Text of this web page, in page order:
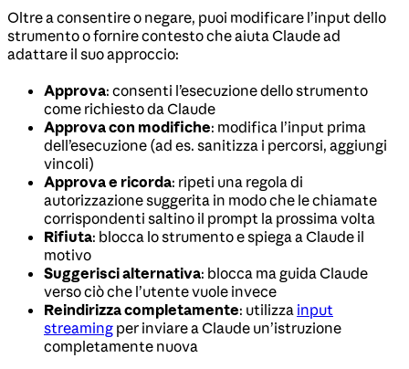
Oltre a consentire o negare, puoi modificare l’input dello
strumento o fornire contesto che aiuta Claude ad
adattare il suo approccio:
Approva: consenti l’esecuzione dello strumento
come richiesto da Claude
Approva con modifiche: modifica l’input prima
dell’esecuzione (ad es. sanitizza i percorsi, aggiungi
vincoli)
Approva e ricorda: ripeti una regola di
autorizzazione suggerita in modo che le chiamate
corrispondenti saltino il prompt la prossima volta
Rifiuta: blocca lo strumento e spiega a Claude il
motivo
Suggerisci alternativa: blocca ma guida Claude
verso ciò che l’utente vuole invece
Reindirizza completamente: utilizza input
streaming per inviare a Claude un’istruzione
completamente nuova